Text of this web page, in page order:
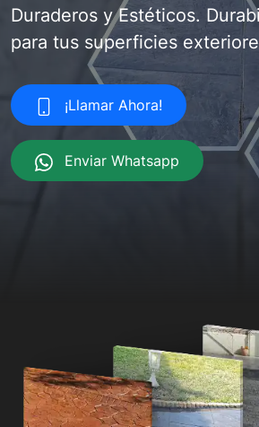
Duraderos y Estéticos.
para tus superficies
¡Llamar Ahora!
Enviar Whatsapp